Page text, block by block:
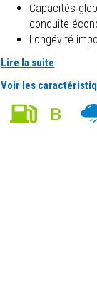
Capacités
conduite
Longévité
Lire la suite
Voir les